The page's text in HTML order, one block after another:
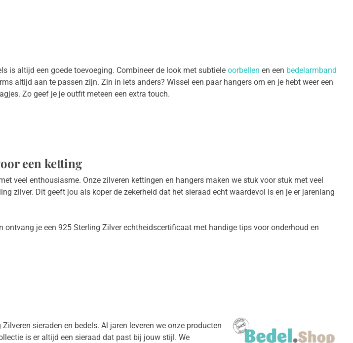
is altijd een goede toevoeging. Combineer de look met subtiele oorbellen en een bedelarmband
altijd aan te passen zijn. Zin in iets anders? Wissel een paar hangers om en je hebt weer een
Zo geef je je outfit meteen een extra touch.
een ketting
veel enthousiasme. Onze zilveren kettingen en hangers maken we stuk voor stuk met veel
zilver. Dit geeft jou als koper de zekerheid dat het sieraad echt waardevol is en je er jarenlang
ontvang je een 925 Sterling Zilver echtheidscertificaat met handige tips voor onderhoud en
sieraden en bedels. Al jaren leveren we onze producten
is er altijd een sieraad dat past bij jouw stijl. We